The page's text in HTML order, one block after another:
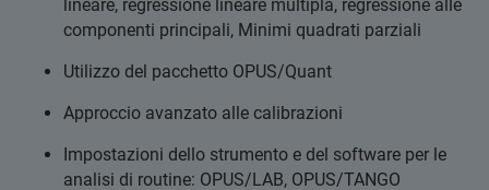
lineare, regressione lineare multipla, regressione alle
componenti principali, Minimi quadrati parziali
Utilizzo del pacchetto OPUS/Quant
Approccio avanzato alle calibrazioni
Impostazioni dello strumento e del software per le
analisi di routine: OPUS/LAB, OPUS/TANGO